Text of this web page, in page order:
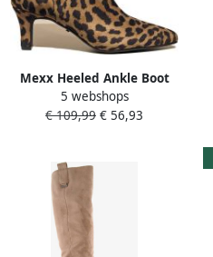
Mexx Heeled Ankle Boot
Sodar Regal Brown Dames
5 webshops
€ 109,99 € 56,93